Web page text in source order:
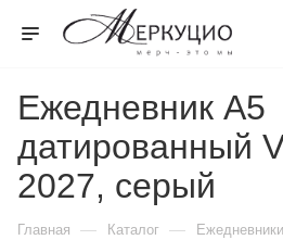
Ежедневник А5
датированный
2027, серый
Главная — Каталог —